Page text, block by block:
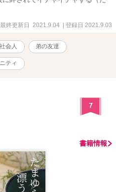
最終更新日 2021.9.04 | 登録日 2021.9.03
社会人 弟の友達
ティ
7
書籍情報